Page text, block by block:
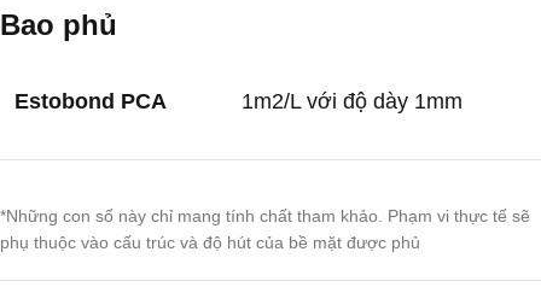
Bao phủ
Estobond PCA 1m2/L với độ dày 1mm
*Những con số này chỉ mang tính chất tham khảo. Phạm vi thực tế sẽ
phụ thuộc vào cấu trúc và độ hút của bề mặt được phủ